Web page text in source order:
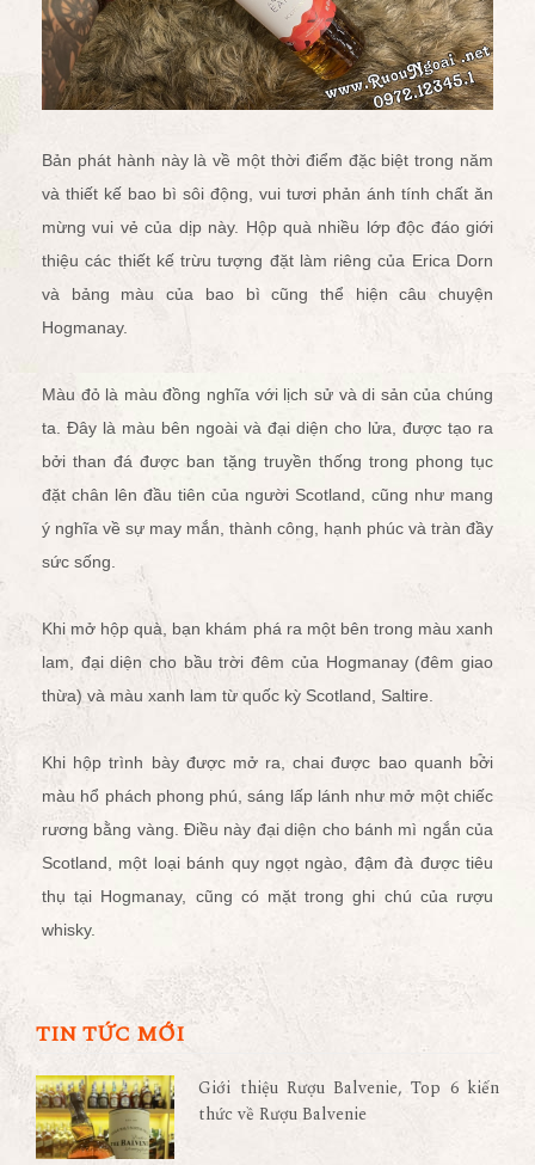
Bản phát hành này là về một thời điểm đặc biệt trong năm
và thiết kế bao bì sôi động, vui tươi phản ánh tính chất ăn
mừng vui vẻ của dịp này. Hộp quà nhiều lớp độc đáo giới
thiệu các thiết kế trừu tượng đặt làm riêng của Erica Dorn
và bảng màu của bao bì cũng thể hiện câu chuyện
Hogmanay.
Màu đỏ là màu đồng nghĩa với lịch sử và di sản của chúng
ta. Đây là màu bên ngoài và đại diện cho lửa, được tạo ra
bởi than đá được ban tặng truyền thống trong phong tục
đặt chân lên đầu tiên của người Scotland, cũng như mang
ý nghĩa về sự may mắn, thành công, hạnh phúc và tràn đầy
sức sống.
Khi mở hộp quà, bạn khám phá ra một bên trong màu xanh
lam, đại diện cho bầu trời đêm của Hogmanay (đêm giao
thừa) và màu xanh lam từ quốc kỳ Scotland, Saltire.
Khi hộp trình bày được mở ra, chai được bao quanh bởi
màu hổ phách phong phú, sáng lấp lánh như mở một chiếc
rương bằng vàng. Điều này đại diện cho bánh mì ngắn của
Scotland, một loại bánh quy ngọt ngào, đậm đà được tiêu
thụ tại Hogmanay, cũng có mặt trong ghi chú của rượu
whisky.
TIN TỨC MỚI
Giới thiệu Rượu Balvenie, Top 6 kiến
thức về Rượu Balvenie